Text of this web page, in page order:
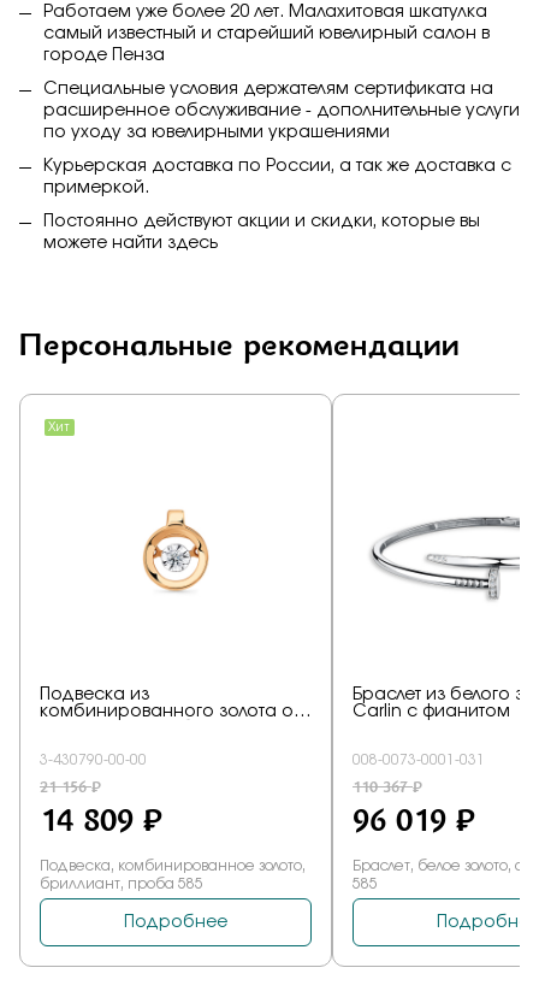
Работаем уже более 20 лет. Малахитовая шкатулка
самый известный и старейший ювелирный салон в
городе Пенза
Специальные условия держателям сертификата на
расширенное обслуживание - дополнительные услуги
по уходу за ювелирными украшениями
Курьерская доставка по России, а так же доставка с
примеркой.
Постоянно действуют акции и скидки, которые вы
можете найти здесь
Персональные рекомендации